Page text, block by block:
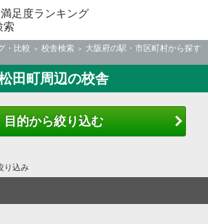
足度ランキング
索
・比較 校舎検索
大阪府の駅・市区町村から探す
田町周辺の校舎
目的から絞り込む
り込み